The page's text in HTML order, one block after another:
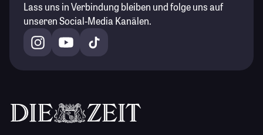
Lass uns in Verbindung bleiben und folge uns auf
unseren Social-Media Kanälen.